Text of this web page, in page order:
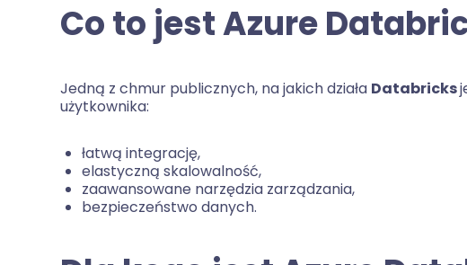
Co to jest Azure
Jedną z chmur publicznych, na jakich działa Databricks
użytkownika:
łatwą integrację,
elastyczną skalowalność,
zaawansowane narzędzia zarządzania,
bezpieczeństwo danych.